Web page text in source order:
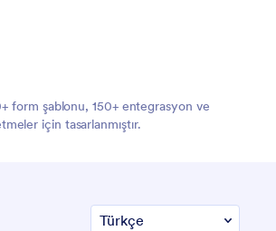
form şablonu, 150+ entegrasyon ve
için tasarlanmıştır.